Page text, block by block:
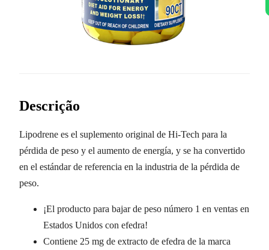
Descrição
Lipodrene es el suplemento original de Hi-Tech para la
pérdida de peso y el aumento de energía, y se ha convertido
en el estándar de referencia en la industria de la pérdida de
peso.
¡El producto para bajar de peso número 1 en ventas en
Estados Unidos con efedra!
Contiene 25 mg de extracto de efedra de la marca